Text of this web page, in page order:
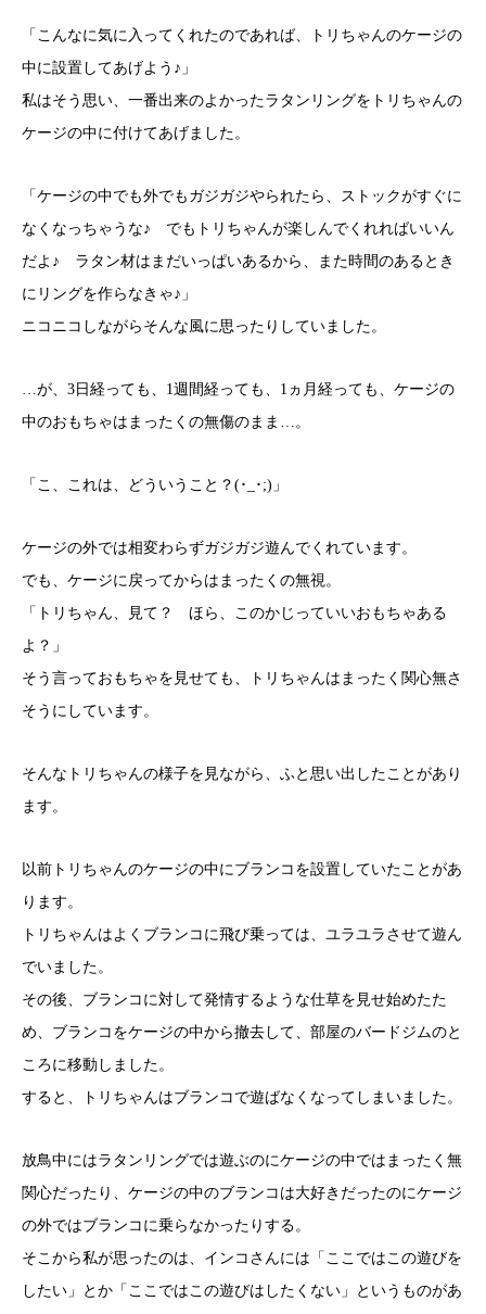
「こんなに気に入ってくれたのであれば、トリちゃんのケージの
中に設置してあげよう♪」
私はそう思い、一番出来のよかったラタンリングをトリちゃんの
ケージの中に付けてあげました。
「ケージの中でも外でもガジガジやられたら、ストックがすぐに
なくなっちゃうな♪ でもトリちゃんが楽しんでくれればいいん
だよ♪ ラタン材はまだいっぱいあるから、また時間のあるとき
にリングを作らなきゃ♪」
ニコニコしながらそんな風に思ったりしていました。
…が、3日経っても、1週間経っても、1ヵ月経っても、ケージの
中のおもちゃはまったくの無傷のまま…。
「こ、これは、どういうこと？(･_･;)」
ケージの外では相変わらずガジガジ遊んでくれています。
でも、ケージに戻ってからはまったくの無視。
「トリちゃん、見て？ ほら、このかじっていいおもちゃある
よ？」
そう言っておもちゃを見せても、トリちゃんはまったく関心無さ
そうにしています。
そんなトリちゃんの様子を見ながら、ふと思い出したことがあり
ます。
以前トリちゃんのケージの中にブランコを設置していたことがあ
ります。
トリちゃんはよくブランコに飛び乗っては、ユラユラさせて遊ん
でいました。
その後、ブランコに対して発情するような仕草を見せ始めたた
め、ブランコをケージの中から撤去して、部屋のバードジムのと
ころに移動しました。
すると、トリちゃんはブランコで遊ばなくなってしまいました。
放鳥中にはラタンリングでは遊ぶのにケージの中ではまったく無
関心だったり、ケージの中のブランコは大好きだったのにケージ
の外ではブランコに乗らなかったりする。
そこから私が思ったのは、インコさんには「ここではこの遊びを
したい」とか「ここではこの遊びはしたくない」というものがあ